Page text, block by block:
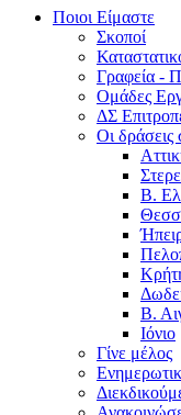
Ποιοι Είμαστε
Σκοποί
Γραφεία -
Ομάδες
ΔΣ
Οι δράσεις
Β.
Β.
Ιόνιο
Γίνε μέλος